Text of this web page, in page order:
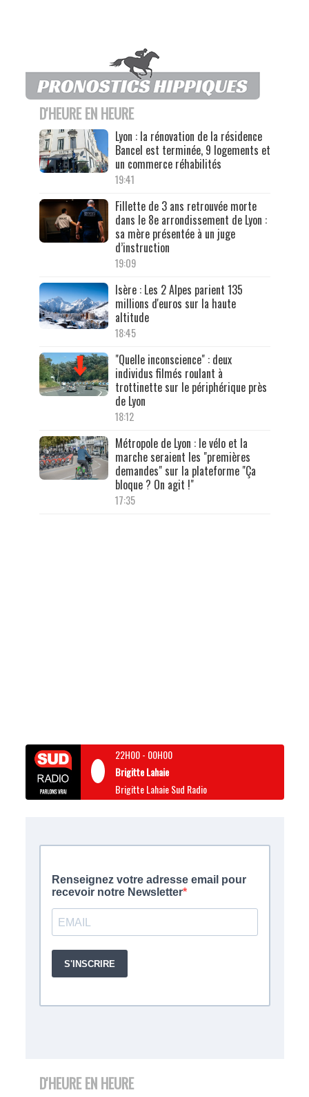
D'HEURE EN HEURE
Lyon : la rénovation de la résidence
Bancel est terminée, 9 logements et
un commerce réhabilités
19:41
Fillette de 3 ans retrouvée morte
dans le 8e arrondissement de Lyon :
sa mère présentée à un juge
d’instruction
19:09
Isère : Les 2 Alpes parient 135
millions d'euros sur la haute
altitude
18:45
"Quelle inconscience" : deux
individus filmés roulant à
trottinette sur le périphérique près
de Lyon
18:12
Métropole de Lyon : le vélo et la
marche seraient les "premières
demandes" sur la plateforme "Ça
bloque ? On agit !"
17:35
22H00- 00H00
Brigitte Lahaie
Brigitte Lahaie Sud Radio
D'HEURE EN HEURE